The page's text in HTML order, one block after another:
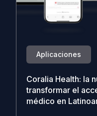
Aplicaciones
Coralia Health: la
transformar el
médico en